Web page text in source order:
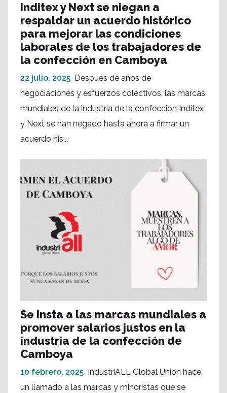
Inditex y Next se niegan a
respaldar un acuerdo histórico
para mejorar las condiciones
laborales de los trabajadores de
la confección en Camboya
22 julio, 2025 Después de años de
negociaciones y esfuerzos colectivos, las marcas
mundiales de la industria de la confección Inditex
y Next se han negado hasta ahora a firmar un
acuerdo his...
Se insta a las marcas mundiales a
promover salarios justos en la
industria de la confección de
Camboya
10 febrero, 2025
IndustriALL Global Union hace
un llamado a las marcas y minoristas que se